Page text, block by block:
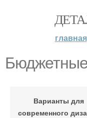
главная
Варианты для
современного